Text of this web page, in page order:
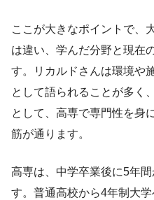
ここが大きなポイントで、
は違い、学んだ分野と現在
す。リカルドさんは環境や
として語られることが多く
として、高専で専門性を身
筋が通ります。
高専は、中学卒業後に5年
す。普通高校から4年制大